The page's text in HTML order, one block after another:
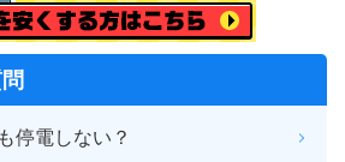
停電しない？